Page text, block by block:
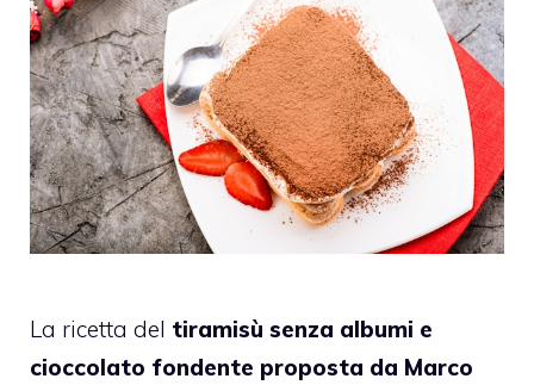
La ricetta del tiramisù senza albumi e
cioccolato fondente proposta da Marco